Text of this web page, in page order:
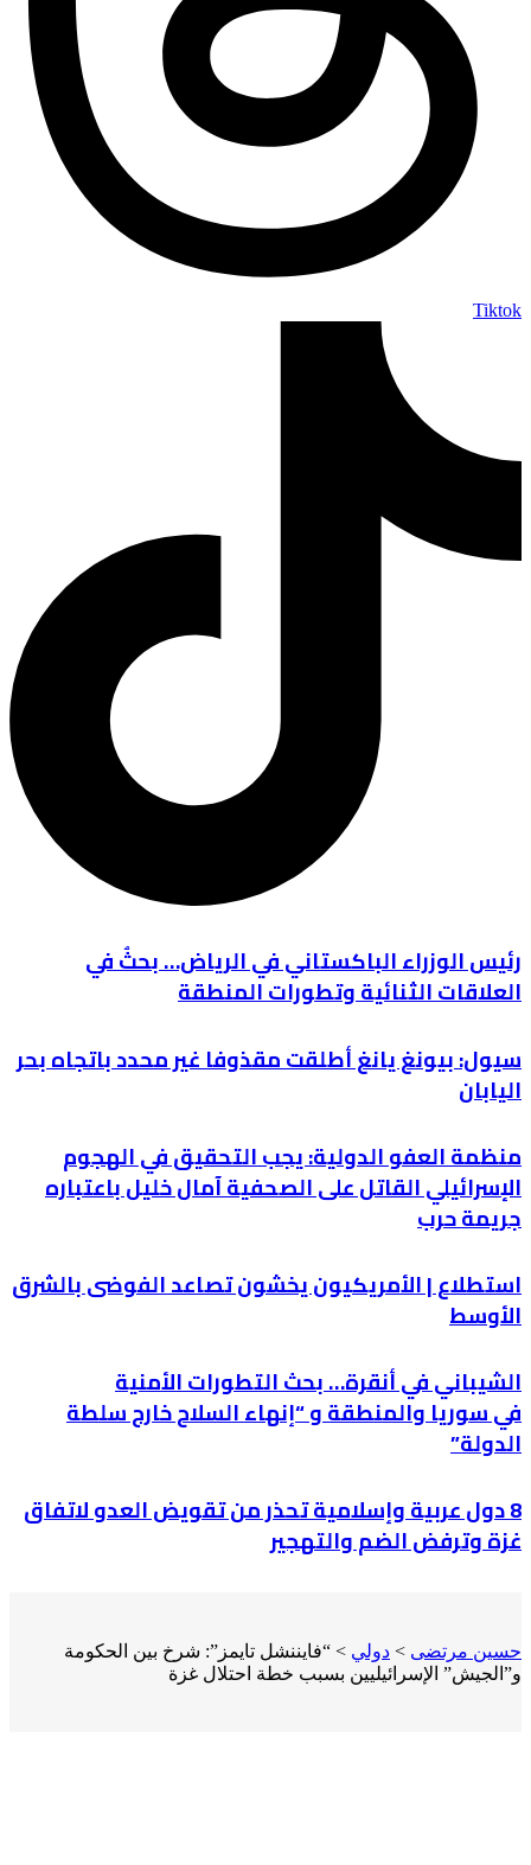
Tiktok
رئيس الوزراء الباكستاني في الرياض… بحثٌ في
العلاقات الثنائية وتطورات المنطقة
سيول: بيونغ يانغ أطلقت مقذوفا غير محدد باتجاه بحر
اليابان
منظمة العفو الدولية: يجب التحقيق في الهجوم
الإسرائيلي القاتل على الصحفية آمال خليل باعتباره
جريمة حرب
استطلاع | الأمريكيون يخشون تصاعد الفوضى بالشرق
الأوسط
الشيباني في أنقرة… بحث التطورات الأمنية
في سوريا والمنطقة و “إنهاء السلاح خارج سلطة
الدولة”
8 دول عربية وإسلامية تحذر من تقويض العدو لاتفاق
غزة وترفض الضم والتهجير
حسين مرتضى > دولي > “فايننشل تايمز”: شرخ بين الحكومة
و”الجيش” الإسرائيليين بسبب خطة احتلال غزة